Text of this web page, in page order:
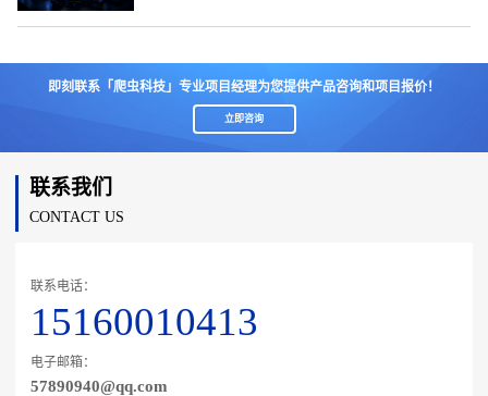
即刻联系「爬虫科技」专业项目经理为您提供产品咨询和项目报价！
立即咨询
联系我们
CONTACT US
联系电话：
15160010413
电子邮箱：
57890940@qq.com